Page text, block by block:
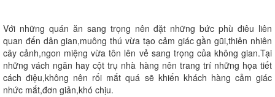
Với những quán ăn sang trọng nên đặt những bức phù điêu liên
quan đến dân gian,muông thú vừa tạo cảm giác gần gũi,thiên nhiên
cây cảnh,ngon miệng vừa tôn lên vẻ sang trọng của không gian.Tại
những vách ngăn hay cột trụ nhà hàng nên trang trí những họa tiết
cách điệu,không nên rối mắt quá sẽ khiến khách hàng cảm giác
nhức mắt,đơn giản,khó chịu.